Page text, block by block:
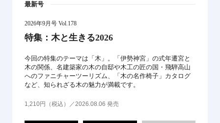
最新号
2026年9月号 Vol.178
特集：木と生きる2026
今回の特集のテーマは「木」。「伊勢神宮」の式年遷宮と
木の関係、名建築家の木の自邸や木工の匠の国・飛騨高山
へのファニチャーツーリズム、「木の名作椅子」カタログ
など、知られざる木の魅力が満載です。
1,210円（税込）／2026.08.06 発売